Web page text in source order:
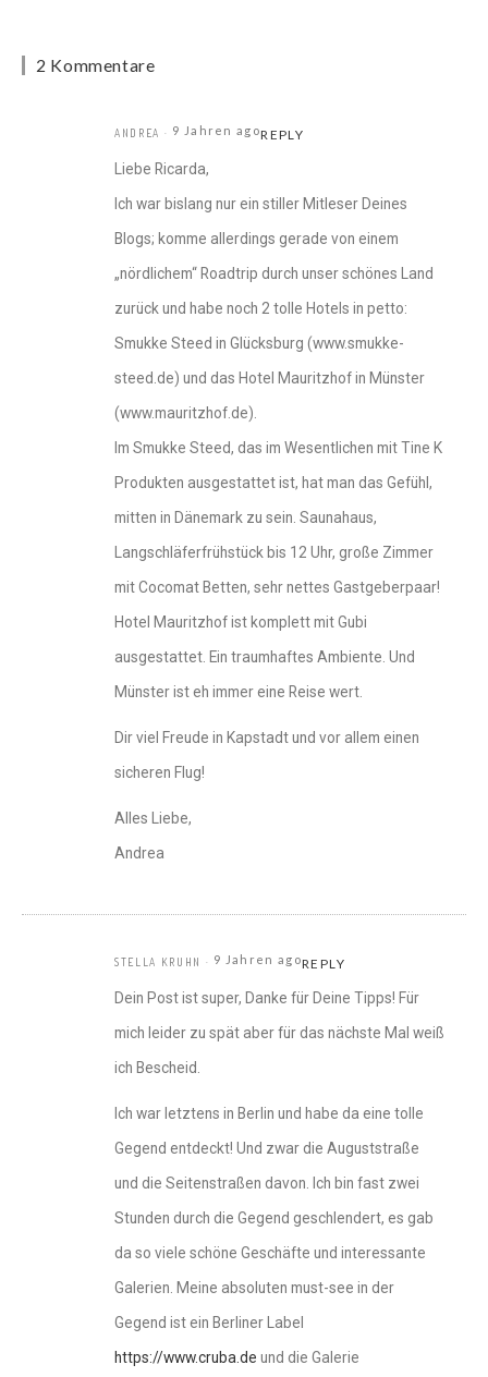
2 Kommentare
ANDREA 9 Jahren agoREPLY
Liebe Ricarda,
Ich war bislang nur ein stiller Mitleser Deines
Blogs; komme allerdings gerade von einem
„nördlichem“ Roadtrip durch unser schönes Land
zurück und habe noch 2 tolle Hotels in petto:
Smukke Steed in Glücksburg (www.smukke-
steed.de) und das Hotel Mauritzhof in Münster
(www.mauritzhof.de).
Im Smukke Steed, das im Wesentlichen mit Tine K
Produkten ausgestattet ist, hat man das Gefühl,
mitten in Dänemark zu sein. Saunahaus,
Langschläferfrühstück bis 12 Uhr, große Zimmer
mit Cocomat Betten, sehr nettes Gastgeberpaar!
Hotel Mauritzhof ist komplett mit Gubi
ausgestattet. Ein traumhaftes Ambiente. Und
Münster ist eh immer eine Reise wert.
Dir viel Freude in Kapstadt und vor allem einen
sicheren Flug!
Alles Liebe,
Andrea
STELLA KRUHN 9 Jahren agoREPLY
Dein Post ist super, Danke für Deine Tipps! Für
mich leider zu spät aber für das nächste Mal weiß
ich Bescheid.
Ich war letztens in Berlin und habe da eine tolle
Gegend entdeckt! Und zwar die Auguststraße
und die Seitenstraßen davon. Ich bin fast zwei
Stunden durch die Gegend geschlendert, es gab
da so viele schöne Geschäfte und interessante
Galerien. Meine absoluten must-see in der
Gegend ist ein Berliner Label
https://www.cruba.de und die Galerie